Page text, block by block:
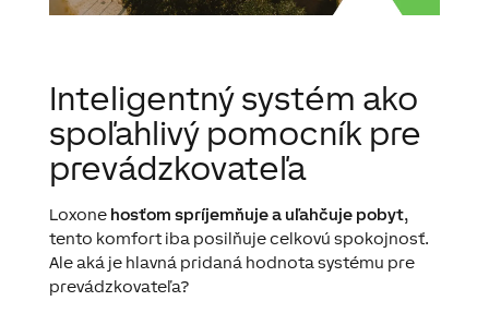
Inteligentný systém ako
spoľahlivý pomocník pre
prevádzkovateľa
Loxone hosťom spríjemňuje a uľahčuje pobyt,
tento komfort iba posilňuje celkovú spokojnosť.
Ale aká je hlavná pridaná hodnota systému pre
prevádzkovateľa?